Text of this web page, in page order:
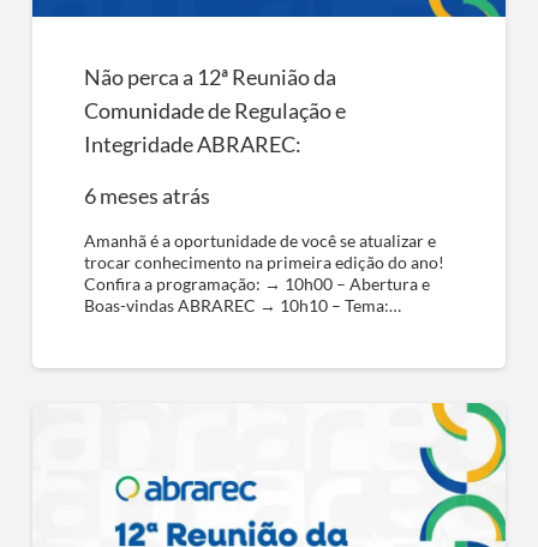
Não perca a 12ª Reunião da
Comunidade de Regulação e
Integridade ABRAREC:
6 meses atrás
Amanhã é a oportunidade de você se atualizar e
trocar conhecimento na primeira edição do ano!
Confira a programação: → 10h00 – Abertura e
Boas-vindas ABRAREC → 10h10 – Tema:…